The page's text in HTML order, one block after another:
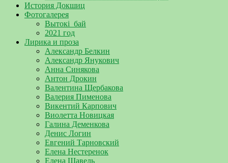
История Докшиц
Фотогалерея
Вытокі_бай
2021 год
Лирика и проза
Александр Белкин
Александр Янукович
Анна Синякова
Антон Дрокин
Валентина Щербакова
Валерия Пименова
Викентий Карпович
Виолетта Новицкая
Галина Деменкова
Денис Логин
Евгений Тарновский
Елена Нестеренок
Елена Шавель